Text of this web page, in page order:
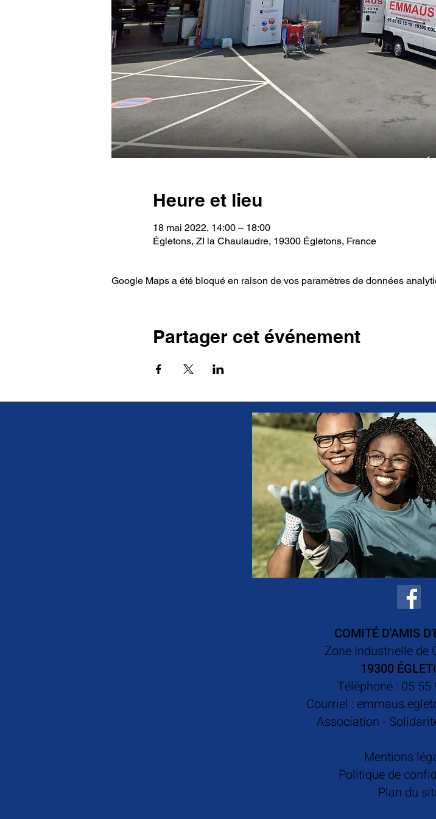
Heure et lieu
18 mai 2022, 14:00 – 18:00
Égletons, ZI la Chaulaudre, 19300 Égletons, France
Google Maps a été bloqué en raison de vos paramètres de données
Partager cet événement
COMITÉ D'AMIS
Zone Industrielle de
19300
Téléphone : 05 55
Courriel :
Association -
Mentions
Politique de
Plan du